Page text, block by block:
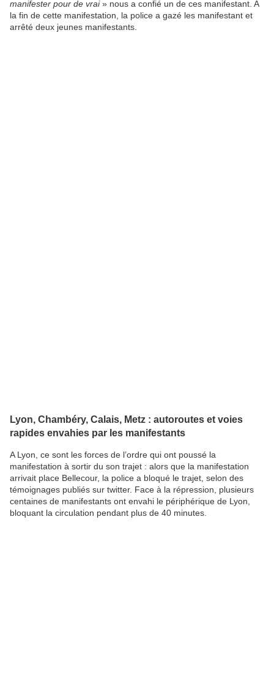
manifester pour de vrai» nous a confié un de ces manifestant. A
la fin de cette manifestation, la police a gazé les manifestant et
arrêté deux jeunes manifestants.
Lyon, Chambéry, Calais, Metz : autoroutes et voies
rapides envahies par les manifestants
A Lyon, ce sont les forces de l’ordre qui ont poussé la
manifestation à sortir du son trajet : alors que la manifestation
arrivait place Bellecour, la police a bloqué le trajet, selon des
témoignages publiés sur twitter. Face à la répression, plusieurs
centaines de manifestants ont envahi le périphérique de Lyon,
bloquant la circulation pendant plus de 40 minutes.